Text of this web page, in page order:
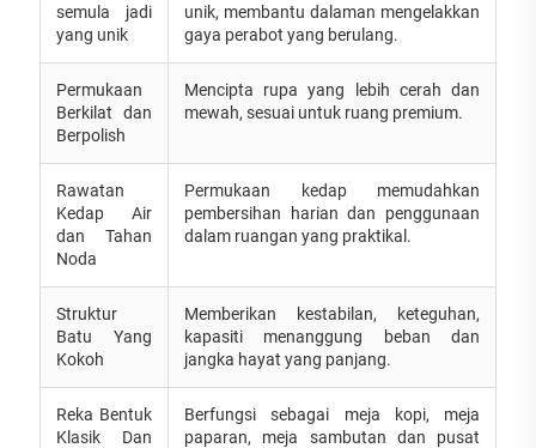
semula jadi
yang unik
unik, membantu dalaman mengelakkan
gaya perabot yang berulang.
Permukaan
Berkilat dan
Berpolish
Mencipta rupa yang lebih cerah dan
mewah, sesuai untuk ruang premium.
Rawatan
Kedap Air
dan Tahan
Noda
Permukaan kedap memudahkan
pembersihan harian dan penggunaan
dalam ruangan yang praktikal.
Struktur
Batu Yang
Kokoh
Memberikan kestabilan, keteguhan,
kapasiti menanggung beban dan
jangka hayat yang panjang.
Reka Bentuk
Klasik Dan
Berfungsi sebagai meja kopi, meja
paparan, meja sambutan dan pusat